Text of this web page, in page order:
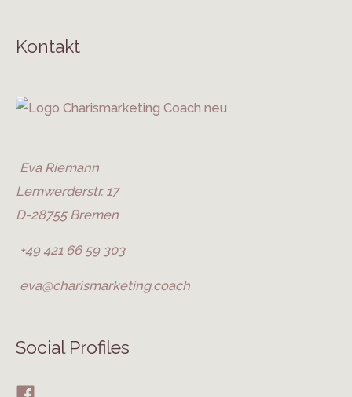
Kontakt
Eva Riemann
Lemwerderstr. 17
D-28755 Bremen
+49 421 66 59 303
eva@charismarketing.coach
Social Profiles